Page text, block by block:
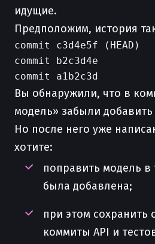
идущие.
Предположим, история
commit c3d4e5f (HEAD)
commit b2c3d4e
Вы обнаружили, что в
модель» забыли добавить
Но после него уже
хотите:
поправить модель в
была добавлена;
при этом сохранить
коммиты API и